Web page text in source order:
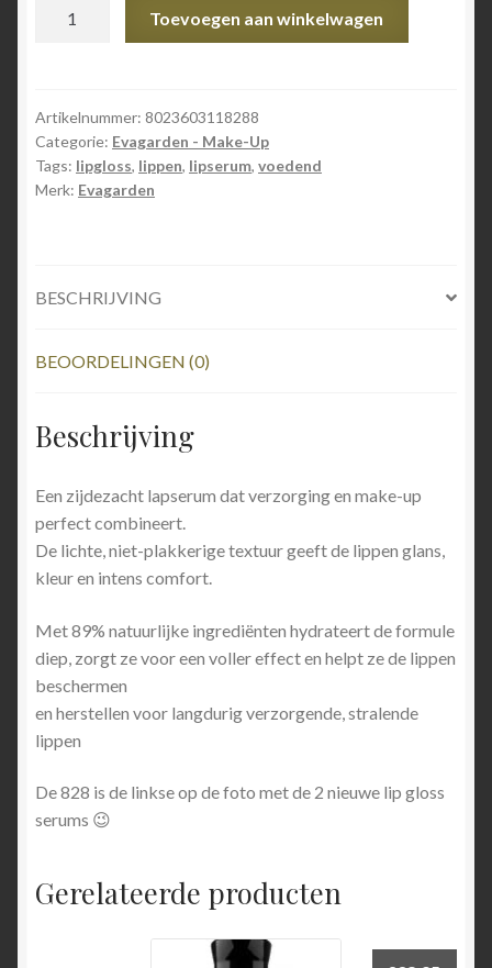
Serum
828
aantal
Toevoegen aan winkelwagen
Artikelnummer: 8023603118288
Categorie: Evagarden - Make-Up
Tags: lipgloss, lippen, lipserum, voedend
Merk: Evagarden
BESCHRIJVING
BEOORDELINGEN (0)
Beschrijving
Een zijdezacht lapserum dat verzorging en make-up
perfect combineert.
De lichte, niet-plakkerige textuur geeft de lippen glans,
kleur en intens comfort.
Met 89% natuurlijke ingrediënten hydrateert de formule
diep, zorgt ze voor een voller effect en helpt ze de lippen
beschermen
en herstellen voor langdurig verzorgende, stralende
lippen
De 828 is de linkse op de foto met de 2 nieuwe lip gloss
serums 😉
Gerelateerde producten